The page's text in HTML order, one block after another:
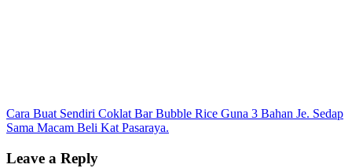
Post
navigation
Cara Buat Sendiri Coklat Bar Bubble Rice Guna 3 Bahan Je. Sedap
Sama Macam Beli Kat Pasaraya.
Leave a Reply